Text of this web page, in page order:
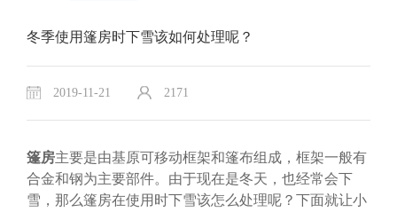
冬季使用篷房时下雪该如何处理呢？
2019-11-21 2171
篷房主要是由基原可移动框架和篷布组成，框架一般有
合金和钢为主要部件。由于现在是冬天，也经常会下
雪，那么篷房在使用时下雪该怎么处理呢？下面就让小